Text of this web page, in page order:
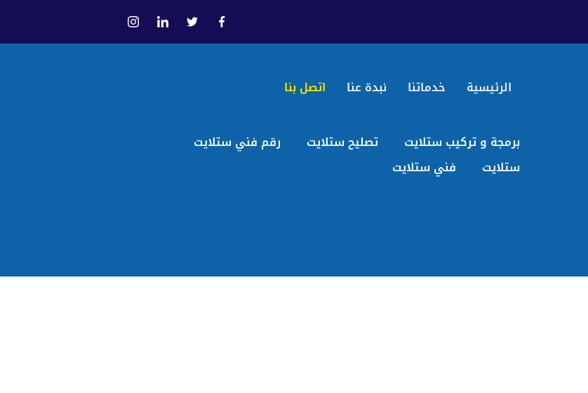
الرئيسية خدماتنا نبدة عنا اتصل بنا
برمجة و تركيب ستلايت تصليح ستلايت
رقم فني ستلايت
ستلايت
فني ستلايت